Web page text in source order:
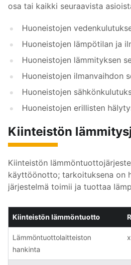
osa tai kaikki seuraavista
Huoneistojen
Huoneistojen lämpötilan ja
Huoneistojen lämmityksen
Huoneistojen ilmanvaihdon
Huoneistojen
Huoneistojen erillisten
Kiinteistön
Kiinteistön
käyttöönotto; tarkoituksena on
järjestelmä toimii ja tuottaa
Kiinteistön lämmöntuotto
Lämmöntuottolaitteiston
hankinta
x